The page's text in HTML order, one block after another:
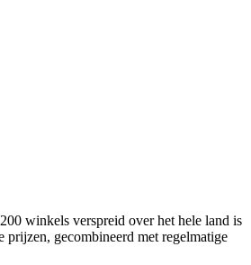
winkels verspreid over het hele land is
prijzen, gecombineerd met regelmatige